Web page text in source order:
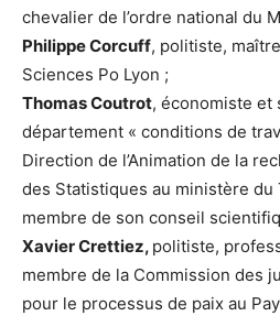
chevalier de l’ordre national du
Philippe Corcuff, politiste,
Sciences Po Lyon ;
Thomas Coutrot, économiste et
département « conditions de
Direction de l’Animation de la
des Statistiques au ministère du
membre de son conseil
Xavier Crettiez, politiste,
membre de la Commission des
pour le processus de paix au